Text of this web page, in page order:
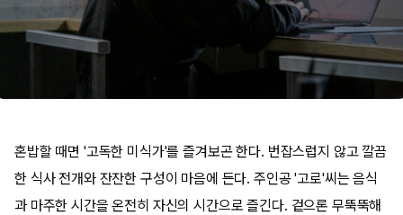
혼밥할 때면 '고독한 미식가'를 즐겨보곤 한다. 번잡스럽지 않고 깔끔
한 식사 전개와 잔잔한 구성이 마음에 든다. 주인공 '고로'씨는 음식
과 마주한 시간을 온전히 자신의 시간으로 즐긴다. 겉으론 무뚝뚝해